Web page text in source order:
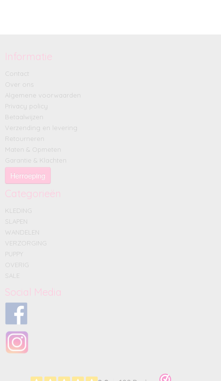
Informatie
Contact
Over ons
Algemene voorwaarden
Privacy policy
Betaalwijzen
Verzending en levering
Retourneren
Maten & Opmeten
Garantie & Klachten
Herroeping
Categorieën
KLEDING
SLAPEN
WANDELEN
VERZORGING
PUPPY
OVERIG
SALE
Social Media